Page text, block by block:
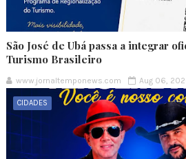
São José de Ubá passa a integrar
Turismo Brasileiro
www.jornaltemponews.com Aug 06,
CIDADES